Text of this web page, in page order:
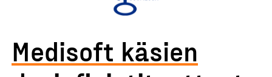
Medisoft käsien